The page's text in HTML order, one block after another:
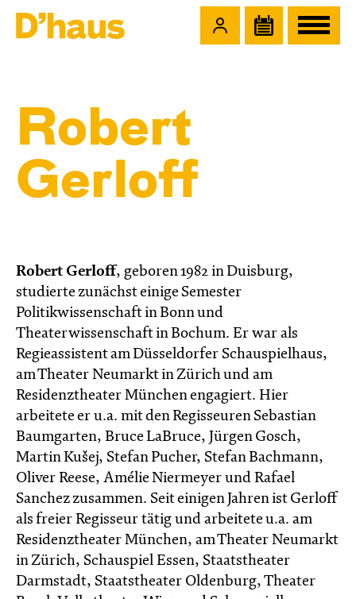
Robert
Gerloff
Robert Gerloff, geboren 1982 in Duisburg,
studierte zunächst einige Semester
Politikwissenschaft in Bonn und
Theaterwissenschaft in Bochum. Er war als
Regieassistent am Düsseldorfer Schauspielhaus,
am Theater Neumarkt in Zürich und am
Residenztheater München engagiert. Hier
arbeitete er u.a. mit den Regisseuren Sebastian
Baumgarten, Bruce LaBruce, Jürgen Gosch,
Martin Kušej, Stefan Pucher, Stefan Bachmann,
Oliver Reese, Amélie Niermeyer und Rafael
Sanchez zusammen. Seit einigen Jahren ist Gerloff
als freier Regisseur tätig und arbeitete u.a. am
Residenztheater München, am Theater Neumarkt
in Zürich, Schauspiel Essen, Staatstheater
Darmstadt, Staatstheater Oldenburg, Theater